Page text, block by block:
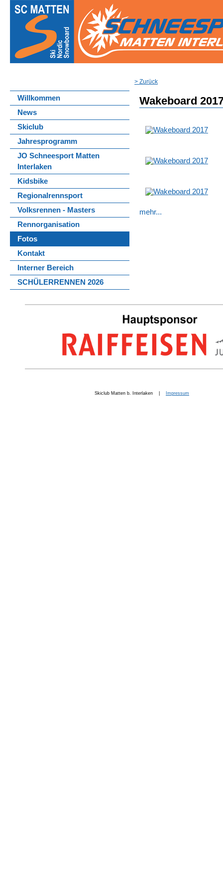
Willkommen
News
Skiclub
Jahresprogramm
JO Schneesport Matten
Interlaken
Kidsbike
Regionalrennsport
Volksrennen - Masters
Rennorganisation
Fotos
Kontakt
Interner Bereich
SCHÜLERRENNEN 2026
> Zurück
Wakeboard
mehr...
Skiclub Matten b. Interlaken | Impressum